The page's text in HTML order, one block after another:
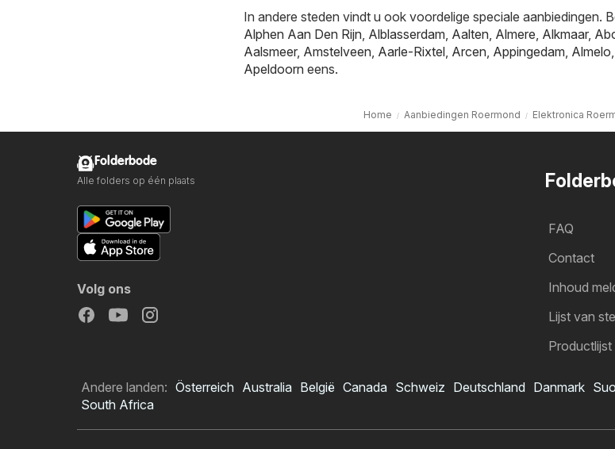
In andere steden vindt u ook voordelige speciale aanbiedingen.
Alphen Aan Den Rijn Alblasserdam Aalten Almere Alkmaar,
Aalsmeer, Amstelveen Aarle-Rixtel Arcen Appingedam Almelo
Apeldoorn eens.
Home Aanbiedingen Roermond Elektronica
FAQ
Contact
Inhoud
Lijst van
Productlijst
Folderbode
Alle folders op één plaats
Volg ons
Andere landen: Österreich Australia België Canada Schweiz Deutschland Danmark
South Africa